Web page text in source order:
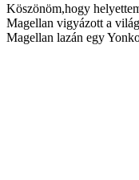
Köszönöm,hogy
Magellan vigyázott a
Magellan lazán egy